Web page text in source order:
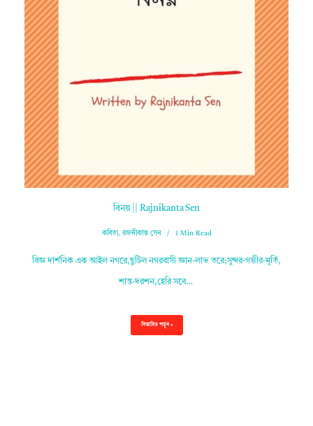
বিনয় || Rajnikanta Sen
কবিতা,রজনীকান্ত সেন 1 Min Read
বিজ্ঞ দার্শনিক এক আইল নগরে,ছুটিল নগরবাসী জ্ঞান-লাভ তরে;সুন্দর-গম্ভীর-মূর্তি,
শান্ত-দরশন,হেরি সবে…
বিস্তারিত পড়ুন »